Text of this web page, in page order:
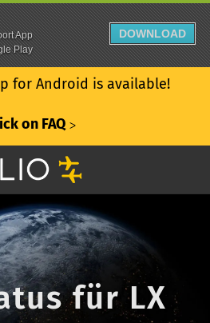
for Android is available!
on FAQ ᐳ
für LX
App
Play
DOWNLOAD